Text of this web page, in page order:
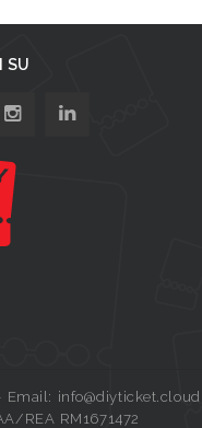
SU
REA RM1671472